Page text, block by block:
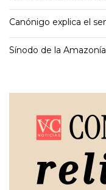
Canónigo explica el
Sínodo de la